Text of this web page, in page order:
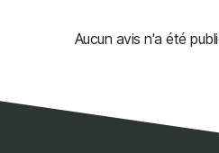
Aucun avis n'a été